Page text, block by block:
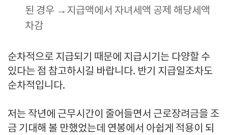
된 경우 →지급액에서 자녀세액 공제 해당세액
차감
순차적으로 지급되기 때문에 지급시기는 다양할 수
있다는 점 참고하시길 바랍니다. 반기 지급일조차도
순차적입니다.
저는 작년에 근무시간이 줄어들면서 근로장려금을 조
금 기대해 볼 만했었는데 연봉에서 아쉽게 적용이 되